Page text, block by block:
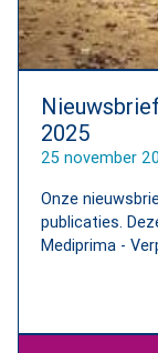
2025
25 november
Onze
publicaties.
Mediprima -